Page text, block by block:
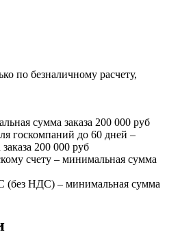
по безналичному расчету,
сумма заказа 200 000 руб
госкомпаний до 60 дней –
200 000 руб
счету – минимальная сумма
(без НДС) – минимальная сумма